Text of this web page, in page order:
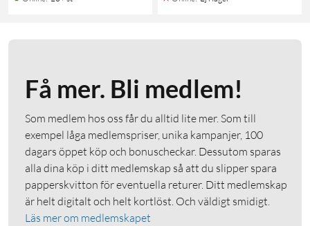
Få mer. Bli medlem!
Som medlem hos oss får du alltid lite mer. Som till
exempel låga medlemspriser, unika kampanjer, 100
dagars öppet köp och bonuscheckar. Dessutom sparas
alla dina köp i ditt medlemskap så att du slipper spara
papperskvitton för eventuella returer. Ditt medlemskap
är helt digitalt och helt kortlöst. Och väldigt smidigt.
Läs mer om medlemskapet